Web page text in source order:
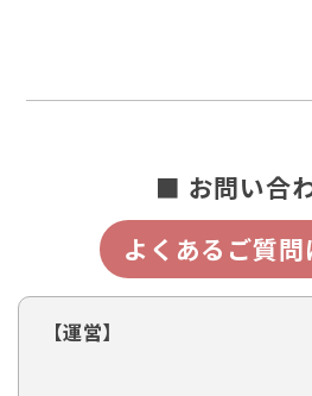
■ お問い合
よくあるご質問
【運営】